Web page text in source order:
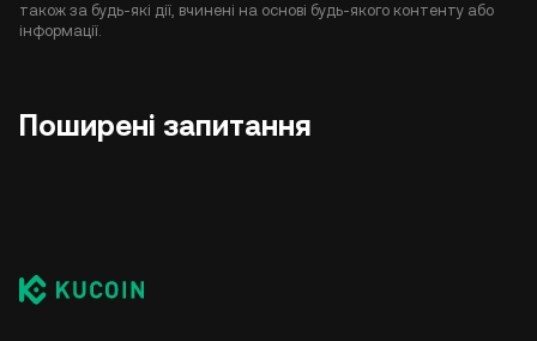
також за будь-які дії, вчинені на основі будь-якого контенту або
інформації.
Поширені запитання